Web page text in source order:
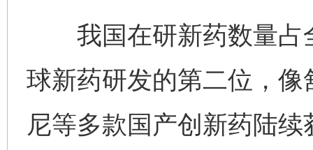
我国在研新药数量占
球新药研发的第二位，
尼等多款国产创新药陆